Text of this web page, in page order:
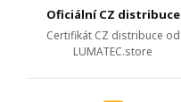
Oficiální CZ distribuce
Certifikát CZ distribuce od
LUMATEC.store